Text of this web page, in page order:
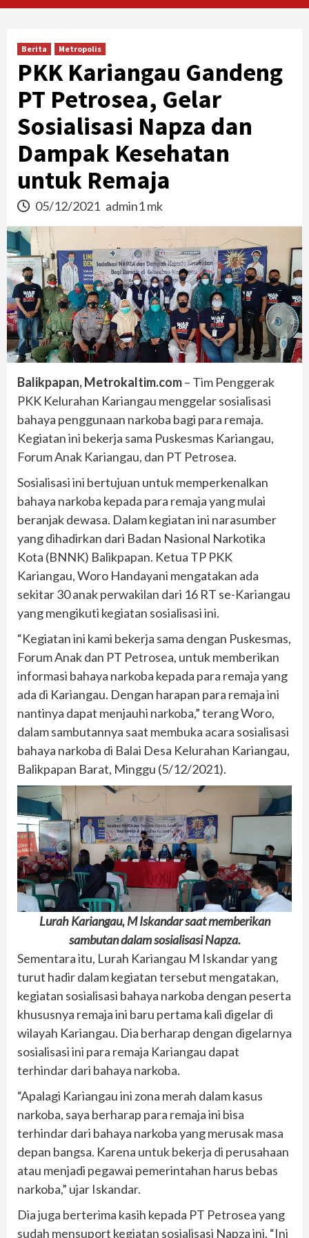
Berita Metropolis
PKK Kariangau Gandeng
PT Petrosea, Gelar
Sosialisasi Napza dan
Dampak Kesehatan
untuk Remaja
05/12/2021 admin1 mk
Balikpapan, Metrokaltim.com– Tim Penggerak
PKK Kelurahan Kariangau menggelar sosialisasi
bahaya penggunaan narkoba bagi para remaja.
Kegiatan ini bekerja sama Puskesmas Kariangau,
Forum Anak Kariangau, dan PT Petrosea.
Sosialisasi ini bertujuan untuk memperkenalkan
bahaya narkoba kepada para remaja yang mulai
beranjak dewasa. Dalam kegiatan ini narasumber
yang dihadirkan dari Badan Nasional Narkotika
Kota (BNNK) Balikpapan. Ketua TP PKK
Kariangau, Woro Handayani mengatakan ada
sekitar 30 anak perwakilan dari 16 RT se-Kariangau
yang mengikuti kegiatan sosialisasi ini.
“Kegiatan ini kami bekerja sama dengan Puskesmas,
Forum Anak dan PT Petrosea, untuk memberikan
informasi bahaya narkoba kepada para remaja yang
ada di Kariangau. Dengan harapan para remaja ini
nantinya dapat menjauhi narkoba,” terang Woro,
dalam sambutannya saat membuka acara sosialisasi
bahaya narkoba di Balai Desa Kelurahan Kariangau,
Balikpapan Barat, Minggu (5/12/2021).
Lurah Kariangau, M Iskandar saat memberikan
sambutan dalam sosialisasi Napza.
Sementara itu, Lurah Kariangau M Iskandar yang
turut hadir dalam kegiatan tersebut mengatakan,
kegiatan sosialisasi bahaya narkoba dengan peserta
khususnya remaja ini baru pertama kali digelar di
wilayah Kariangau. Dia berharap dengan digelarnya
sosialisasi ini para remaja Kariangau dapat
terhindar dari bahaya narkoba.
“Apalagi Kariangau ini zona merah dalam kasus
narkoba, saya berharap para remaja ini bisa
terhindar dari bahaya narkoba yang merusak masa
depan bangsa. Karena untuk bekerja di perusahaan
atau menjadi pegawai pemerintahan harus bebas
narkoba,” ujar Iskandar.
Dia juga berterima kasih kepada PT Petrosea yang
sudah mensuport kegiatan sosialisasi Napza ini. “Ini